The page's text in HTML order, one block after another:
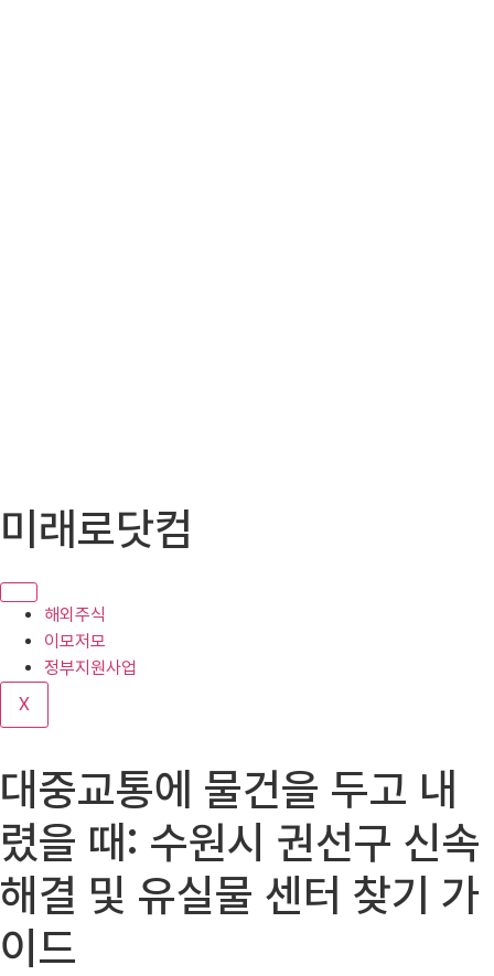
텐
로
기
미래로닷컴
해외주식
이모저모
정부지원사업
X
대중교통에 물건을 두고 내
렸을 때: 수원시 권선구 신속
해결 및 유실물 센터 찾기 가
이드